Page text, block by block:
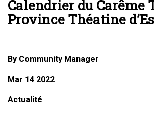
Calendrier du Carême
Province Théatine
By Community Manager
Mar 14 2022
Actualité